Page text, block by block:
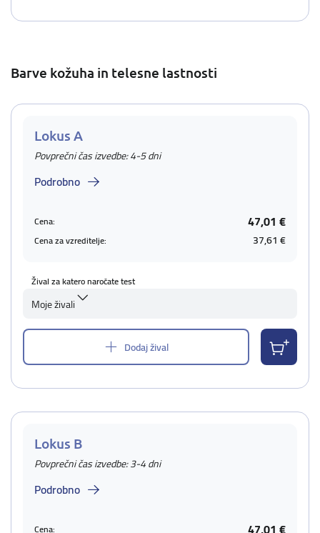
Barve kožuha in telesne lastnosti
Lokus A
Povprečni čas izvedbe: 4-5 dni
Podrobno
Cena: 47,01 €
Cena za vzreditelje: 37,61 €
Žival za katero naročate test
Moje živali
Dodaj žival
Lokus B
Povprečni čas izvedbe: 3-4 dni
Podrobno
Cena: